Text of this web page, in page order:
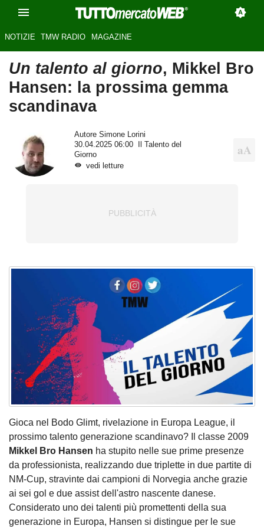
NOTIZIE TMW RADIO MAGAZINE
Un talento al giorno, Mikkel Bro
Hansen: la prossima gemma
scandinava
Autore Simone Lorini
30.04.2025 06:00
Il Talento del
Giorno
vedi letture
Gioca nel Bodo Glimt, rivelazione in Europa League, il
prossimo talento generazione scandinavo? Il classe 2009
Mikkel Bro Hansen ha stupito nelle sue prime presenze
da professionista, realizzando due triplette in due partite di
NM-Cup, stravinte dai campioni di Norvegia anche grazie
ai sei gol e due assist dell'astro nascente danese.
Considerato uno dei talenti più promettenti della sua
generazione in Europa, Hansen si distingue per le sue